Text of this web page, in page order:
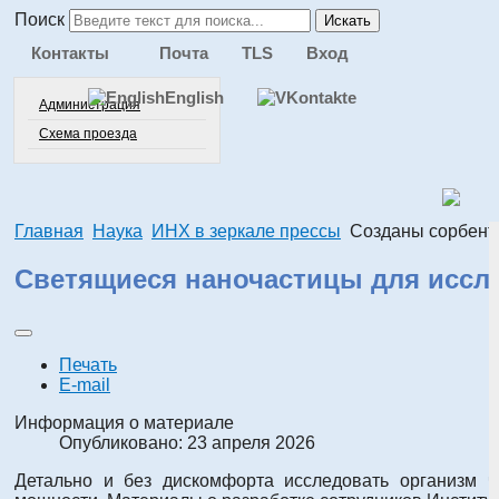
Поиск Искать
Контакты
Администрация
Схема проезда
Почта TLS Вход
English
Главная Наука ИНХ в зеркале прессы Созданы
Светящиеся наночастицы для
Печать
E-mail
Информация о материале
Опубликовано: 23 апреля 2026
Детально и без дискомфорта исследовать организм